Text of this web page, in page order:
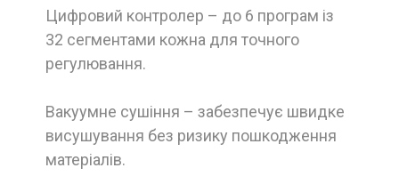
Цифровий контролер – до 6 програм із
32 сегментами кожна для точного
регулювання.
Вакуумне сушіння – забезпечує швидке
висушування без ризику пошкодження
матеріалів.